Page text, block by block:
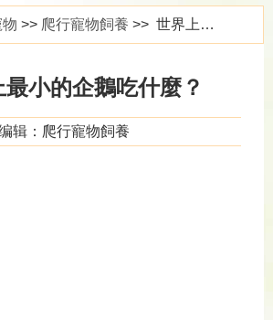
>> 爬行寵物飼養 >> 世界上最小的企鵝吃什麼？
小的企鵝吃什麼？
辑：爬行寵物飼養